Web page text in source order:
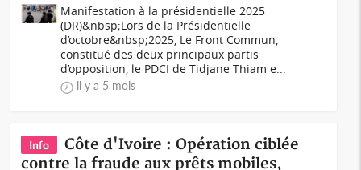
Manifestation à la présidentielle 2025
(DR)&nbsp;Lors de la Présidentielle
d’octobre&nbsp;2025, Le Front Commun,
constitué des deux principaux partis
d’opposition, le PDCI de Tidjane Thiam e...
il y a 5 mois
Info
Côte d'Ivoire : Opération ciblée
contre la fraude aux prêts mobiles,